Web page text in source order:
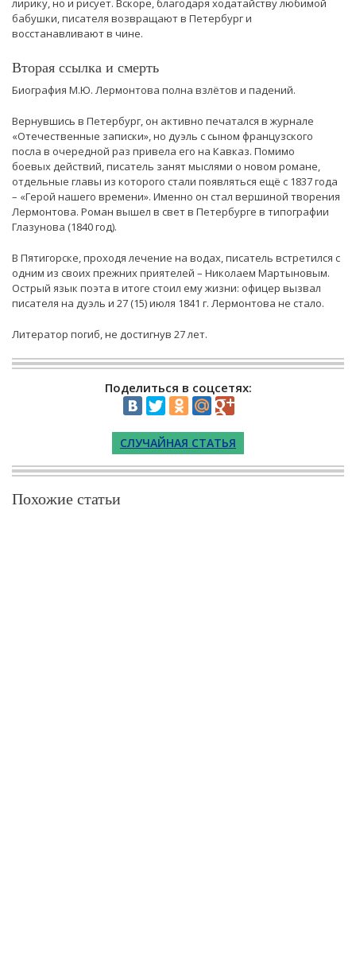
лирику, но и рисует. Вскоре, благодаря ходатайству любимой
бабушки, писателя возвращают в Петербург и
восстанавливают в чине.
Вторая ссылка и смерть
Биография М.Ю. Лермонтова полна взлётов и падений.
Вернувшись в Петербург, он активно печатался в журнале
«Отечественные записки», но дуэль с сыном французского
посла в очередной раз привела его на Кавказ. Помимо
боевых действий, писатель занят мыслями о новом романе,
отдельные главы из которого стали появляться ещё с 1837 года
– «Герой нашего времени». Именно он стал вершиной творения
Лермонтова. Роман вышел в свет в Петербурге в типографии
Глазунова (1840 год).
В Пятигорске, проходя лечение на водах, писатель встретился с
одним из своих прежних приятелей – Николаем Мартыновым.
Острый язык поэта в итоге стоил ему жизни: офицер вызвал
писателя на дуэль и 27 (15) июля 1841 г. Лермонтова не стало.
Литератор погиб, не достигнув 27 лет.
Поделиться в соцсетях:
СЛУЧАЙНАЯ СТАТЬЯ
Похожие статьи